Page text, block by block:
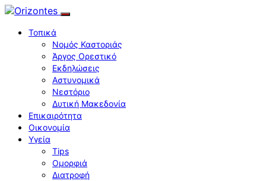
Τοπικά
Νομός Καστοριάς
Άργος Ορεστικό
Εκδηλώσεις
Αστυνομικά
Νεστόριο
Δυτική Μακεδονία
Επικαιρότητα
Οικονομία
Υγεία
Tips
Ομορφιά
Διατροφή